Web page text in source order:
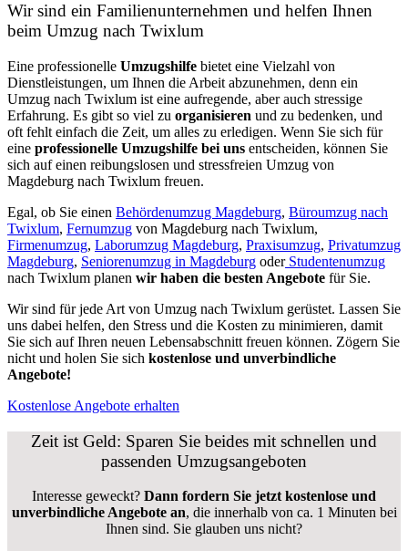
Wir sind ein Familienunternehmen und helfen Ihnen
beim Umzug nach Twixlum
Eine professionelle Umzugshilfe bietet eine Vielzahl von
Dienstleistungen, um Ihnen die Arbeit abzunehmen, denn ein
Umzug nach Twixlum ist eine aufregende, aber auch stressige
Erfahrung. Es gibt so viel zu organisieren und zu bedenken, und
oft fehlt einfach die Zeit, um alles zu erledigen. Wenn Sie sich für
eine professionelle Umzugshilfe bei uns entscheiden, können Sie
sich auf einen reibungslosen und stressfreien Umzug von
Magdeburg nach Twixlum freuen.
Egal, ob Sie einen Behördenumzug Magdeburg, Büroumzug nach
Twixlum, Fernumzug von Magdeburg nach Twixlum,
Firmenumzug, Laborumzug Magdeburg, Praxisumzug, Privatumzug
Magdeburg, Seniorenumzug in Magdeburg oderStudentenumzug
nach Twixlum planen wir haben die besten Angebote für Sie.
Wir sind für jede Art von Umzug nach Twixlum gerüstet. Lassen Sie
uns dabei helfen, den Stress und die Kosten zu minimieren, damit
Sie sich auf Ihren neuen Lebensabschnitt freuen können. Zögern Sie
nicht und holen Sie sich kostenlose und unverbindliche
Angebote!
Kostenlose Angebote erhalten
Zeit ist Geld: Sparen Sie beides mit schnellen und
passenden Umzugsangeboten
Interesse geweckt? Dann fordern Sie jetzt kostenlose und
unverbindliche Angebote an, die innerhalb von ca. 1 Minuten bei
Ihnen sind. Sie glauben uns nicht?